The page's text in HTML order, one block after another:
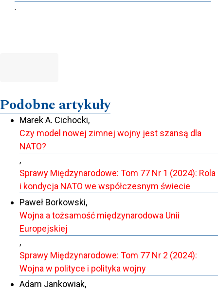
.
Podobne artykuły
Marek A. Cichocki,
Czy model nowej zimnej wojny jest szansą dla
NATO?
,
Sprawy Międzynarodowe: Tom 77 Nr 1 (2024): Rola
i kondycja NATO we współczesnym świecie
Paweł Borkowski,
Wojna a tożsamość międzynarodowa Unii
Europejskiej
,
Sprawy Międzynarodowe: Tom 77 Nr 2 (2024):
Wojna w polityce i polityka wojny
Adam Jankowiak,